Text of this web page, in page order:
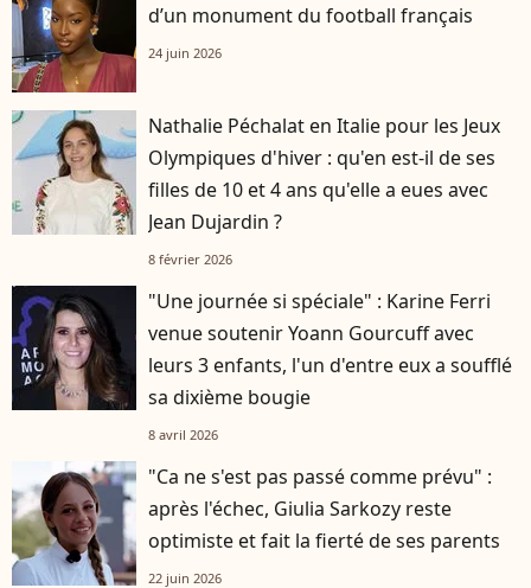
d’un monument du football français
24 juin 2026
Nathalie Péchalat en Italie pour les Jeux
Olympiques d'hiver : qu'en est-il de ses
filles de 10 et 4 ans qu'elle a eues avec
Jean Dujardin ?
8 février 2026
"Une journée si spéciale" : Karine Ferri
venue soutenir Yoann Gourcuff avec
leurs 3 enfants, l'un d'entre eux a soufflé
sa dixième bougie
8 avril 2026
"Ca ne s'est pas passé comme prévu" :
après l'échec, Giulia Sarkozy reste
optimiste et fait la fierté de ses parents
22 juin 2026